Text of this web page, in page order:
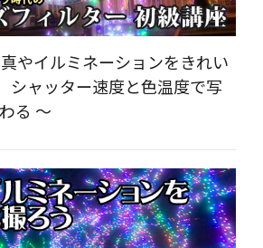
やイルミネーションをきれい
ャッター速度と色温度で写
る ～